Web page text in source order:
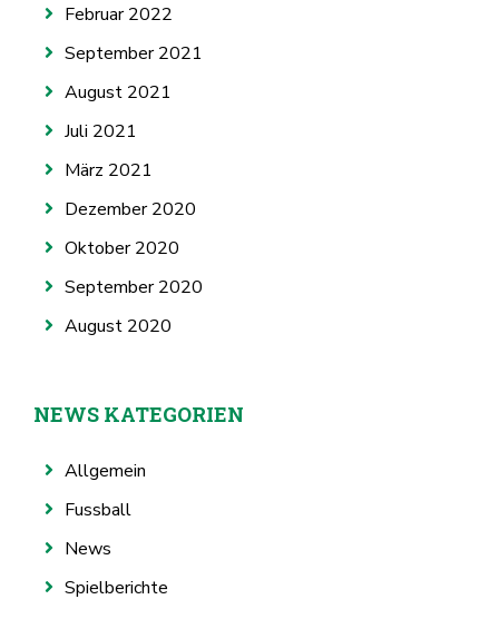
Februar 2022
September 2021
August 2021
Juli 2021
März 2021
Dezember 2020
Oktober 2020
September 2020
August 2020
NEWS KATEGORIEN
Allgemein
Fussball
News
Spielberichte